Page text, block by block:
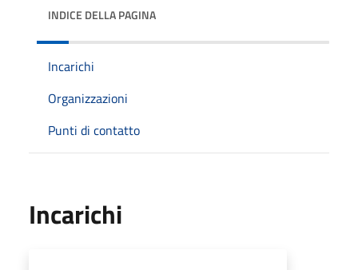
INDICE DELLA PAGINA
Incarichi
Organizzazioni
Punti di contatto
Incarichi